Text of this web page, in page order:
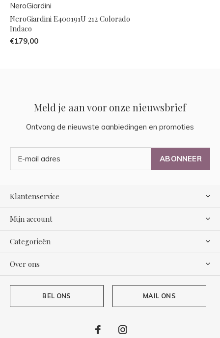
NeroGiardini
NeroGiardini E400191U 212 Colorado
Indaco
€179,00
Meld je aan voor onze nieuwsbrief
Ontvang de nieuwste aanbiedingen en promoties
ABONNEER
Klantenservice
Mijn account
Categorieën
Over ons
BEL ONS MAIL ONS